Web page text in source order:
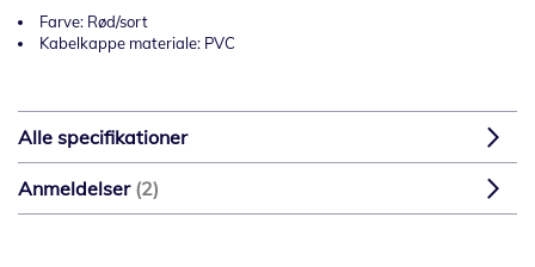
Farve: Rød/sort
Kabelkappe materiale: PVC
Alle specifikationer
Anmeldelser 2